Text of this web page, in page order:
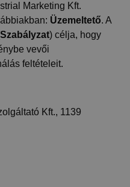
Marketing Kft.
Üzemeltető. A
Szabályzat) célja, hogy
vevői
feltételeit.
Kft., 1139